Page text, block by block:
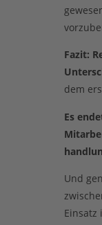
Fazit:
dem
Es
Und
Einsatz